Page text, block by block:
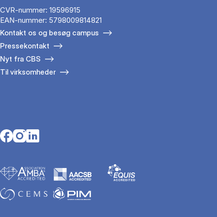
CVR-nummer: 19596915
EAN-nummer: 5798009814821
Kontakt os og besøg campus
Pressekontakt
Nyt fra CBS
Til virksomheder
Opens in a new tab
Opens in a new tab
Opens in a new tab